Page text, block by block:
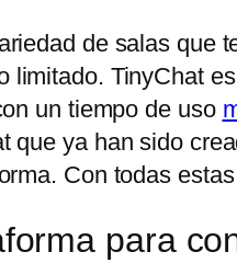
de salas que
limitado. TinyChat
un tiempo de uso
que ya han sido
Con todas
para